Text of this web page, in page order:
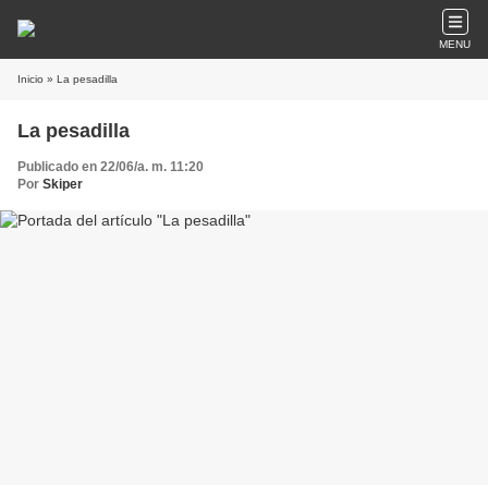
MENU
Inicio » La pesadilla
La pesadilla
Publicado en 22/06/a. m. 11:20
Por Skiper